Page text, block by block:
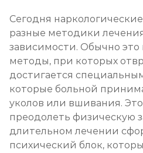
Сегодня
разные методики
зависимости. Обычно
методы, при которых
достигается
которые больной
уколов или вшивания.
преодолеть физическую
длительном лечении
психический блок,